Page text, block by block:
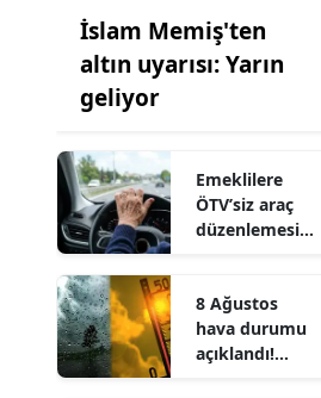
İslam Memiş'ten
altın uyarısı: Yarın
geliyor
Emeklilere
ÖTV’siz araç
düzenlemesi
oldu
8 Ağustos
hava durumu
açıklandı!